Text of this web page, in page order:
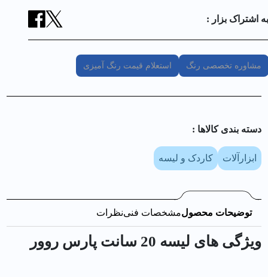
به اشتراک بزار :
مشاوره تخصصی رنگ استعلام قیمت رنگ آمیزی
دسته بندی کالا‌ها :
ابزارآلات کاردک و لیسه
توضیحات محصولمشخصات فنینظرات
ویژگی های ليسه 20 سانت پارس روور